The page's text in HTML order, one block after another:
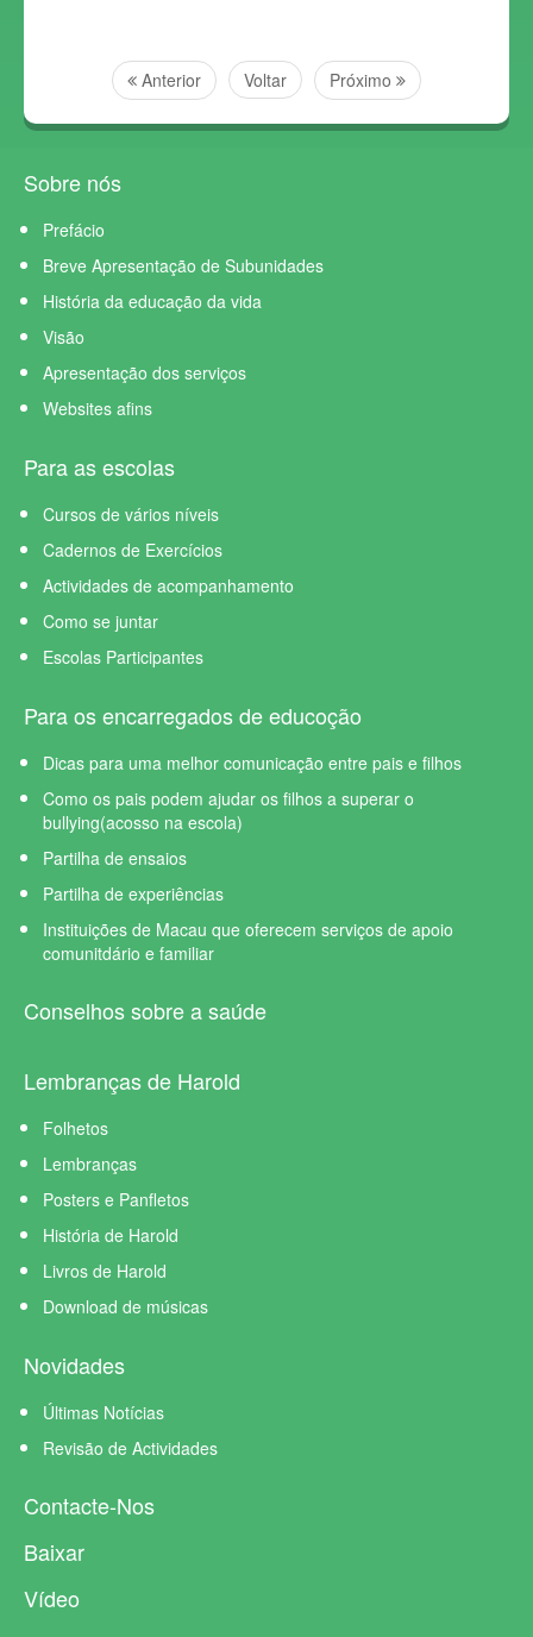
Anterior Voltar Próximo
Sobre nós
Prefácio
Breve Apresentação de Subunidades
História da educação da vida
Visão
Apresentação dos serviços
Websites afins
Para as escolas
Cursos de vários níveis
Cadernos de Exercícios
Actividades de acompanhamento
Como se juntar
Escolas Participantes
Para os encarregados de educoção
Dicas para uma melhor comunicação entre pais e filhos
Como os pais podem ajudar os filhos a superar o
bullying(acosso na escola)
Partilha de ensaios
Partilha de experiências
Instituições de Macau que oferecem serviços de apoio
comunitdário e familiar
Conselhos sobre a saúde
Lembranças de Harold
Folhetos
Lembranças
Posters e Panfletos
História de Harold
Livros de Harold
Download de músicas
Novidades
Últimas Notícias
Revisão de Actividades
Contacte-Nos
Baixar
Vídeo